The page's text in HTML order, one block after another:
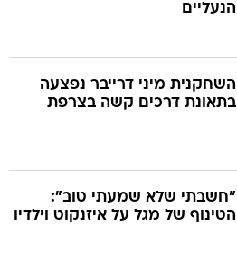
הנעליים
השחקנית מיני דרייבר נפצעה
בתאונת דרכים קשה בצרפת
"חשבתי שלא שמעתי טוב":
הטינוף של מגל על איזנקוט וילדיו